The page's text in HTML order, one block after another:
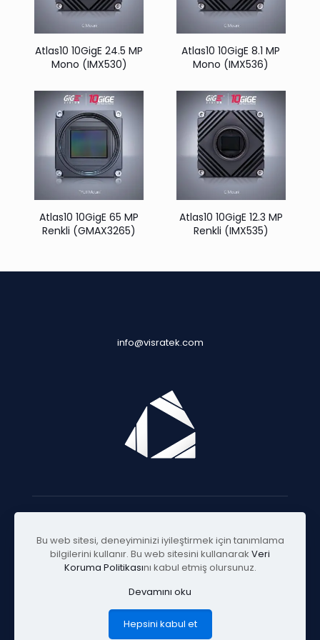
Atlas10 10GigE 24.5 MP
Mono (IMX530)
Atlas10 10GigE 8.1 MP
Mono (IMX536)
Atlas10 10GigE 65 MP
Renkli (GMAX3265)
Atlas10 10GigE 12.3 MP
Renkli (IMX535)
info@visratek.com
© 2025 Visratek
Bu web sitesi, deneyiminizi iyileştirmek için tanımlama
bilgilerini kullanır. Bu web sitesini kullanarak Veri
Koruma Politikasını kabul etmiş olursunuz.
Devamını oku
Hepsini kabul et